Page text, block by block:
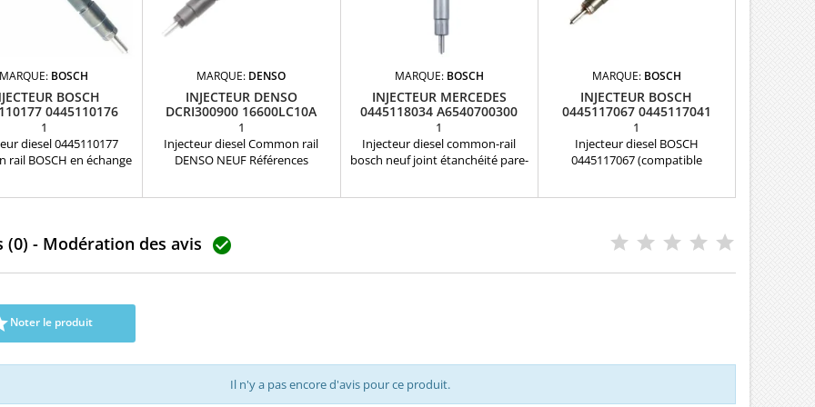
MARQUE: BOSCH
BOSCH
0445110176
A6480700287
1
diesel 0445110177
rail BOSCH en échange
Pour motorisation
Benz 2.0cdi , 2.2cdi , 2.7
cdi , 3.2 cdi Pièce
MARQUE: DENSO
INJECTEUR DENSO
DCRI300900 16600LC10A
295050-0900 NEUF
1
Injecteur diesel Common rail
DENSO NEUF Références
motorisation NISSAN 2.5 dCi
Pièce d'origine Garantie 12 mois
MARQUE: BOSCH
INJECTEUR MERCEDES
0445118034 A6540700300
BOSCH
1
Injecteur diesel common-rail
bosch neuf joint étanchéité pare-
MARQUE: BOSCH
INJECTEUR BOSCH
0445117067 0445117041
AUDI 3.0 TDI
1
Injecteur diesel BOSCH
0445117067 (compatible
rapide et consigne
en Neuf
(0) - Modération des avis 
Noter le produit
Il n'y a pas encore d'avis pour ce produit.